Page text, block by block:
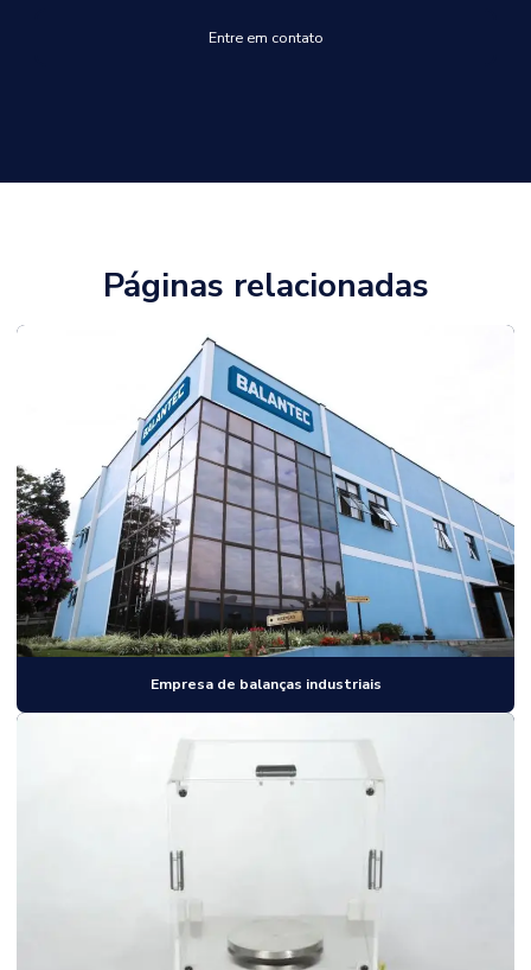
Entre em contato
Páginas relacionadas
Empresa de balanças industriais